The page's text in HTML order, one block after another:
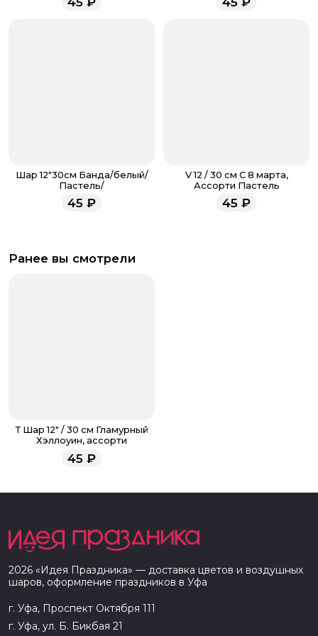
всегда рады проконсультировать вас.
Шар 12"30см Банда/белый/
Пастель/
45 ₽
V 12 / 30 см С 8 марта,
Ассорти Пастель
45 ₽
Ранее вы смотрели
Т Шар 12" / 30 см Гламурный
Хэллоуин, ассорти
45 ₽
2026 «Идея Праздника» — доставка цветов и воздушных
шаров, оформление праздников в Уфа
г. Уфа, Проспект Октября 111
г. Уфа, ул. Б. Бикбая 21